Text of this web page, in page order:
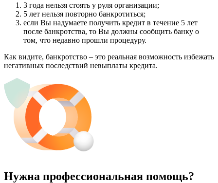
3 года нельзя стоять у руля организации;
5 лет нельзя повторно банкротиться;
если Вы надумаете получить кредит в течение 5 лет
после банкротства, то Вы должны сообщить банку о
том, что недавно прошли процедуру.
Как видите, банкротство – это реальная возможность избежать
негативных последствий невыплаты кредита.
Нужна профессиональная помощь?